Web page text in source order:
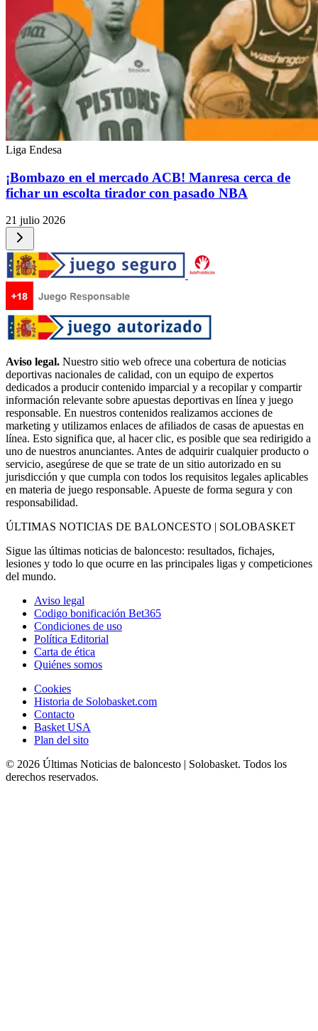
Liga Endesa
¡Bombazo en el mercado ACB! Manresa cerca de
fichar un escolta tirador con pasado NBA
21 julio 2026
Aviso legal. Nuestro sitio web ofrece una cobertura de noticias
deportivas nacionales de calidad, con un equipo de expertos
dedicados a producir contenido imparcial y a recopilar y compartir
información relevante sobre apuestas deportivas en línea y juego
responsable. En nuestros contenidos realizamos acciones de
marketing y utilizamos enlaces de afiliados de casas de apuestas en
línea. Esto significa que, al hacer clic, es posible que sea redirigido a
uno de nuestros anunciantes. Antes de adquirir cualquier producto o
servicio, asegúrese de que se trate de un sitio autorizado en su
jurisdicción y que cumpla con todos los requisitos legales aplicables
en materia de juego responsable. Apueste de forma segura y con
responsabilidad.
ÚLTIMAS NOTICIAS DE BALONCESTO | SOLOBASKET
Sigue las últimas noticias de baloncesto: resultados, fichajes,
lesiones y todo lo que ocurre en las principales ligas y competiciones
del mundo.
Aviso legal
Codigo bonificación Bet365
Condiciones de uso
Política Editorial
Carta de ética
Quiénes somos
Cookies
Historia de Solobasket.com
Contacto
Basket USA
Plan del sito
© 2026 Últimas Noticias de baloncesto | Solobasket. Todos los
derechos reservados.